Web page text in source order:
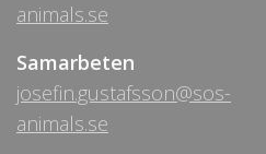
animals.se
Samarbeten
josefin.gustafsson@sos-
animals.se